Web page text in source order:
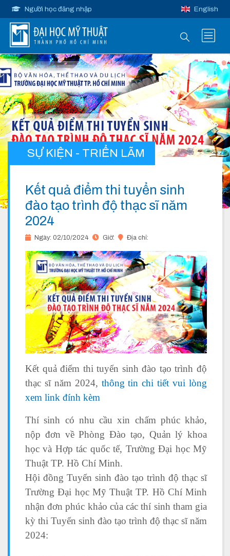
Người học đăng nhập English
SỰ KIỆN - TRIỂN LÃM
Kết quả điểm thi tuyển sinh
đào tạo trình độ thạc sĩ năm
2024
Ngày: 02/10/2024 Giờ: Địa chỉ:
Kết quả điểm thi tuyển sinh đào tạo trình độ
thạc sĩ năm 2024, thông tin chi tiết vui lòng
xem link đính kèm
Thí sinh có nhu cầu xin chấm phúc khảo,
nộp đơn về Phòng Đào tạo, Quản lý khoa
học và Hợp tác quốc tế, Trường Đại học Mỹ
Thuật TP. Hồ Chí Minh.
Hội đồng Tuyển sinh đào tạo trình độ thạc sĩ
Trường Đại học Mỹ Thuật TP. Hồ Chí Minh
nhận đơn phúc khảo của các thí sinh tham gia
kỳ thi Tuyển sinh đào tạo trình độ thạc sĩ năm
2024: